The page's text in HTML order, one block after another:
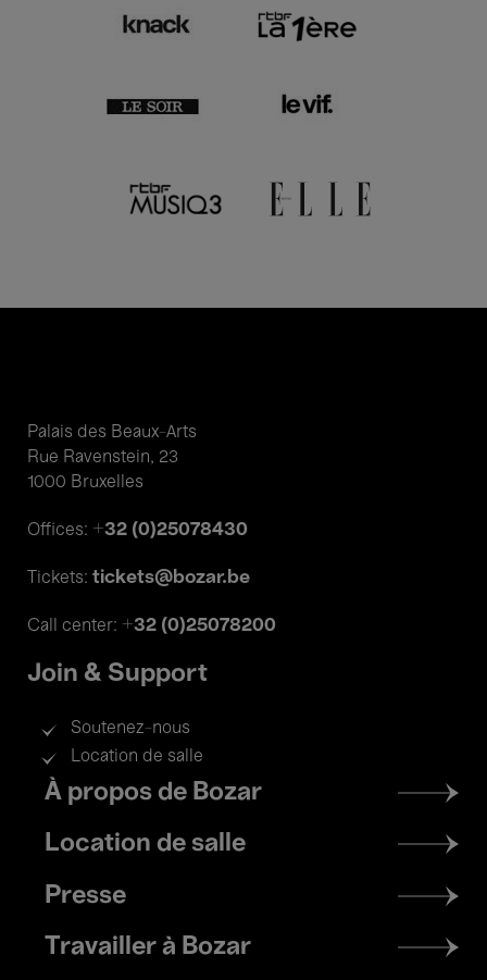
Palais des Beaux-Arts
Rue Ravenstein, 23
1000 Bruxelles
Offices: +32 (0)25078430
Tickets: tickets@bozar.be
Call center: +32 (0)25078200
Join & Support
Soutenez-nous
Location de salle
Footer
menu
À propos de Bozar
Location de salle
Presse
Travailler à Bozar